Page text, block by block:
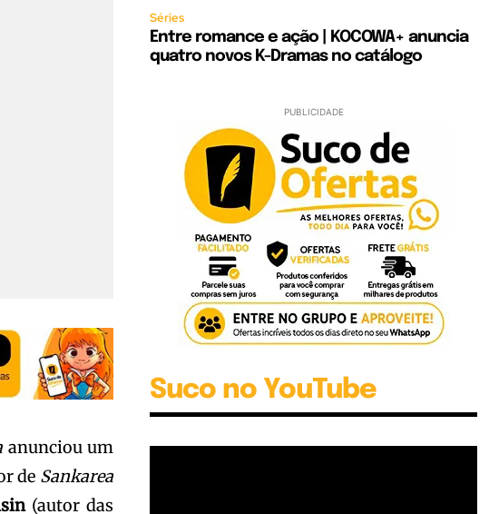
anunciou um
de Sankarea
(autor das
Séries
Entre romance e ação | KOCOWA+ anuncia
quatro novos K-Dramas no catálogo
PUBLICIDADE
Suco no YouTube